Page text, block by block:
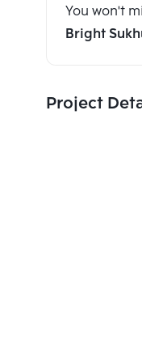
You won't
Bright
Project